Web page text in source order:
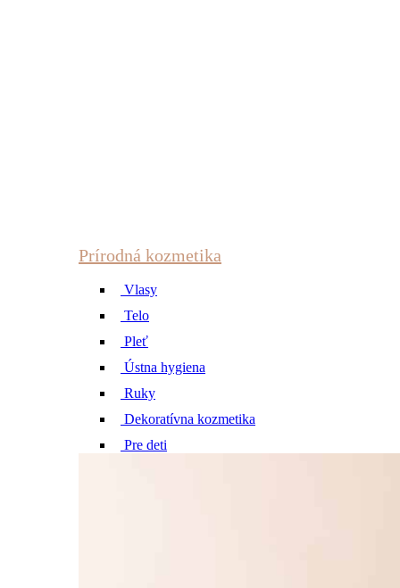
Prírodná kozmetika
Vlasy
Telo
Pleť
Ústna hygiena
Ruky
Dekoratívna kozmetika
Pre deti